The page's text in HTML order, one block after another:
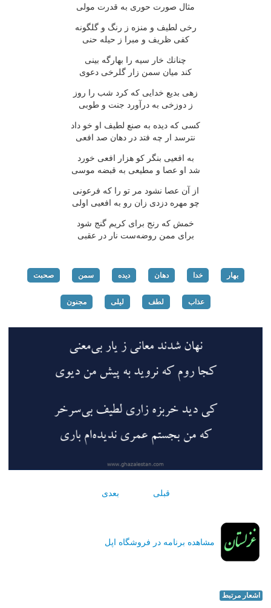
مثال صورت حوری به قدرت مولی
رخی لطیف و منزه ز رنگ و گلگونه
كفی ظریف و مبرا ز حیله حنی
چنانك خار سیه را بهارگه بینی
كند میان سمن زار گلرخی دعوی
زهی بدیع خدایی كه كرد شب را روز
ز دوزخی به درآورد جنت و طوبی
كسی كه دیده به صنع لطیف او خو داد
نترسد ار چه فتد در دهان صد افعی
به افعیی بنگر كو هزار افعی خورد
شد او عصا و مطیعی به قبضه موسی
از آن عصا نشود مر تو را كه فرعونی
چو مهره دزدی زان رو به افعیی اولی
خمش كه رنج برای كریم گنج شود
برای ممن روضه‌ست نار در عقبی
بهار خدا دهان دیده سمن صحبت
عذاب لطف لیلی مجنون
قبلی بعدی
مشاهده برنامه در فروشگاه اپل
اشعار مرتبط